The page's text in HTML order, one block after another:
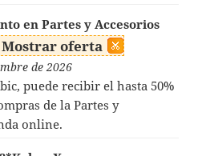
en Partes y Accesorios
Mostrar oferta
de 2026
puede recibir el hasta 50%
de la Partes y
online.